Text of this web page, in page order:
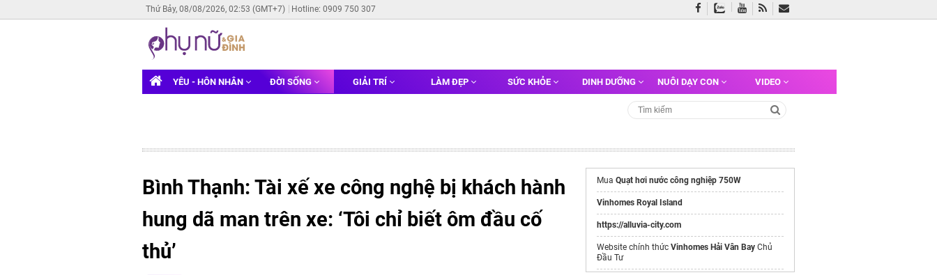
Thứ Bảy, 08/08/2026, 02:53 (GMT+7) Hotline: 0909 750 307
YÊU - HÔN NHÂN ĐỜI SỐNG GIẢI TRÍ LÀM ĐẸP SỨC KHỎE DINH DƯỠNG NUÔI DẠY CON VIDEO
Bình Thạnh: Tài xế xe công nghệ bị khách hành
hung dã man trên xe: ‘Tôi chỉ biết ôm đầu cố
thủ’
Mua Quạt hơi nước công nghiệp 750W
Vinhomes Royal Island
https://alluvia-city.com
Website chính thức Vinhomes Hải Vân Bay Chủ
Đầu Tư